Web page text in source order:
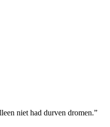
niet had durven dromen.”